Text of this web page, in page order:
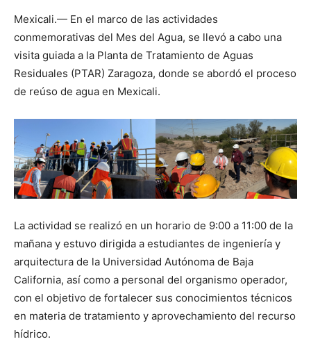
Mexicali.— En el marco de las actividades
conmemorativas del Mes del Agua, se llevó a cabo una
visita guiada a la Planta de Tratamiento de Aguas
Residuales (PTAR) Zaragoza, donde se abordó el proceso
de reúso de agua en Mexicali.
La actividad se realizó en un horario de 9:00 a 11:00 de la
mañana y estuvo dirigida a estudiantes de ingeniería y
arquitectura de la Universidad Autónoma de Baja
California, así como a personal del organismo operador,
con el objetivo de fortalecer sus conocimientos técnicos
en materia de tratamiento y aprovechamiento del recurso
hídrico.